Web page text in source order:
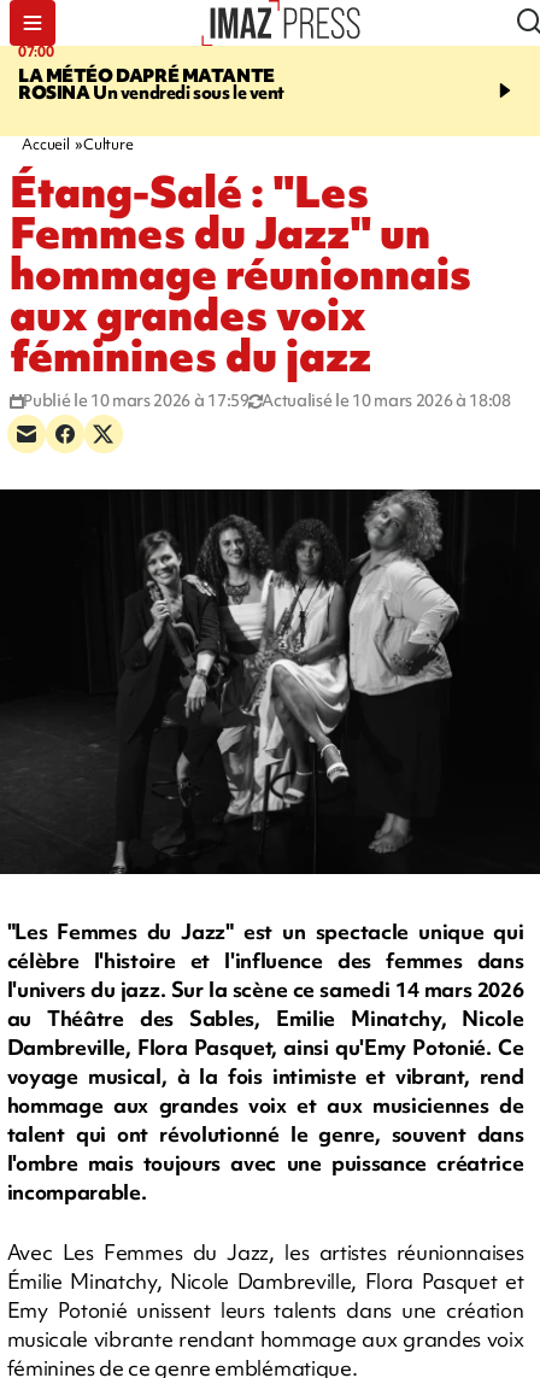
07:00
LA MÉTÉO DAPRÉ MATANTE
ROSINAUn vendredi sous le vent
07:58
téléphérique Papang
Accueil Culture
Étang-Salé : "Les
Femmes du Jazz" un
hommage réunionnais
aux grandes voix
féminines du jazz
Publié le 10 mars 2026 à 17:59 Actualisé le 10 mars 2026 à 18:08
"Les Femmes du Jazz" est un spectacle unique qui
célèbre l'histoire et l'influence des femmes dans
l'univers du jazz. Sur la scène ce samedi 14 mars 2026
au Théâtre des Sables, Emilie Minatchy, Nicole
Dambreville, Flora Pasquet, ainsi qu'Emy Potonié. Ce
voyage musical, à la fois intimiste et vibrant, rend
hommage aux grandes voix et aux musiciennes de
talent qui ont révolutionné le genre, souvent dans
l'ombre mais toujours avec une puissance créatrice
incomparable.
Avec Les Femmes du Jazz, les artistes réunionnaises
Émilie Minatchy, Nicole Dambreville, Flora Pasquet et
Emy Potonié unissent leurs talents dans une création
musicale vibrante rendant hommage aux grandes voix
féminines de ce genre emblématique.